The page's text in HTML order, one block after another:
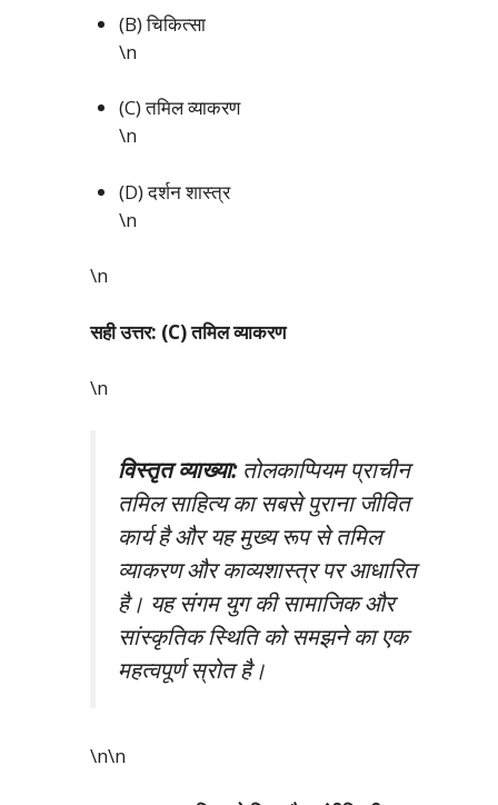
(B) चिकित्सा
\n
(C) तमिल व्याकरण
\n
(D) दर्शन शास्त्र
\n
\n
सही उत्तर: (C) तमिल व्याकरण
\n
विस्तृत व्याख्या:तोलकाप्पियम प्राचीन
तमिल साहित्य का सबसे पुराना जीवित
कार्य है और यह मुख्य रूप से तमिल
व्याकरण और काव्यशास्त्र पर आधारित
है। यह संगम युग की सामाजिक और
सांस्कृतिक स्थिति को समझने का एक
महत्वपूर्ण स्रोत है।
\n\n